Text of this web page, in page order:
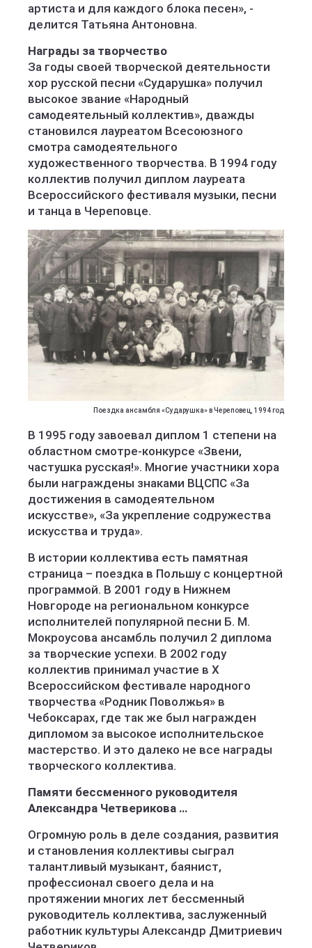
артиста и для каждого блока песен», -
делится Татьяна Антоновна.
Награды за творчество
За годы своей творческой деятельности
хор русской песни «Сударушка» получил
высокое звание «Народный
самодеятельный коллектив», дважды
становился лауреатом Всесоюзного
смотра самодеятельного
художественного творчества. В 1994 году
коллектив получил диплом лауреата
Всероссийского фестиваля музыки, песни
и танца в Череповце.
Поездка ансамбля «Сударушка» в Череповец, 1994 год
В 1995 году завоевал диплом 1 степени на
областном смотре-конкурсе «Звени,
частушка русская!». Многие участники хора
были награждены знаками ВЦСПС «За
достижения в самодеятельном
искусстве», «За укрепление содружества
искусства и труда».
В истории коллектива есть памятная
страница – поездка в Польшу с концертной
программой. В 2001 году в Нижнем
Новгороде на региональном конкурсе
исполнителей популярной песни Б. М.
Мокроусова ансамбль получил 2 диплома
за творческие успехи. В 2002 году
коллектив принимал участие в Х
Всероссийском фестивале народного
творчества «Родник Поволжья» в
Чебоксарах, где так же был награжден
дипломом за высокое исполнительское
мастерство. И это далеко не все награды
творческого коллектива.
Памяти бессменного руководителя
Александра Четверикова …
Огромную роль в деле создания, развития
и становления коллективы сыграл
талантливый музыкант, баянист,
профессионал своего дела и на
протяжении многих лет бессменный
руководитель коллектива, заслуженный
работник культуры Александр Дмитриевич